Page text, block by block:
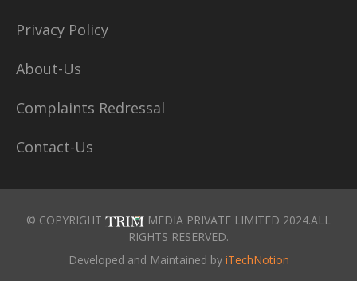
Privacy Policy
About-Us
Complaints Redressal
Contact-Us
© COPYRIGHT
MEDIA PRIVATE LIMITED 2024.ALL
RIGHTS RESERVED.
Developed and Maintained by iTechNotion